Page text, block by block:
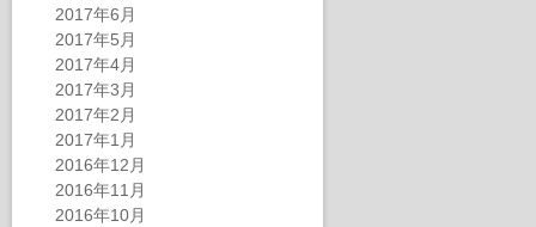
2017年6月
2017年5月
2017年4月
2017年3月
2017年2月
2017年1月
2016年12月
2016年11月
2016年10月